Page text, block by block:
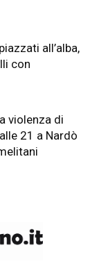
all’alba,
con
violenza di
21 a Nardò